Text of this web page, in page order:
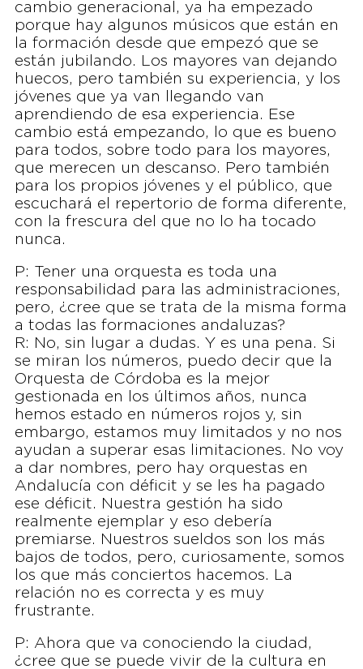
cambio generacional, ya ha empezado
porque hay algunos músicos que están en
la formación desde que empezó que se
están jubilando. Los mayores van dejando
huecos, pero también su experiencia, y los
jóvenes que ya van llegando van
aprendiendo de esa experiencia. Ese
cambio está empezando, lo que es bueno
para todos, sobre todo para los mayores,
que merecen un descanso. Pero también
para los propios jóvenes y el público, que
escuchará el repertorio de forma diferente,
con la frescura del que no lo ha tocado
nunca.
P: Tener una orquesta es toda una
responsabilidad para las administraciones,
pero, ¿cree que se trata de la misma forma
a todas las formaciones andaluzas?
R: No, sin lugar a dudas. Y es una pena. Si
se miran los números, puedo decir que la
Orquesta de Córdoba es la mejor
gestionada en los últimos años, nunca
hemos estado en números rojos y, sin
embargo, estamos muy limitados y no nos
ayudan a superar esas limitaciones. No voy
a dar nombres, pero hay orquestas en
Andalucía con déficit y se les ha pagado
ese déficit. Nuestra gestión ha sido
realmente ejemplar y eso debería
premiarse. Nuestros sueldos son los más
bajos de todos, pero, curiosamente, somos
los que más conciertos hacemos. La
relación no es correcta y es muy
frustrante.
P: Ahora que va conociendo la ciudad,
¿cree que se puede vivir de la cultura en